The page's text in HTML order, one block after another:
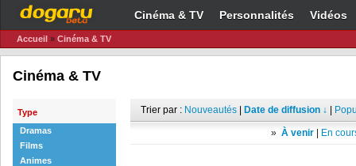
Cinéma & TV Personnalités Vidéos
Accueil » Cinéma & TV
Cinéma & TV
Type
Dramas
Films
Animes
Trier par : Nouveautés Date de diffusion ↓
» À venir En